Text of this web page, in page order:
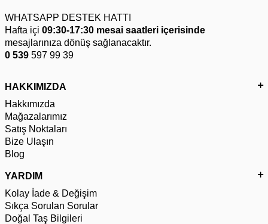
WHATSAPP DESTEK HATTI
Hafta içi 09:30-17:30 mesai saatleri içerisinde
mesajlarınıza dönüş sağlanacaktır.
0 539 597 99 39
HAKKIMIZDA
Hakkımızda
Mağazalarımız
Satış Noktaları
Bize Ulaşın
Blog
YARDIM
Kolay İade & Değişim
Sıkça Sorulan Sorular
Doğal Taş Bilgileri